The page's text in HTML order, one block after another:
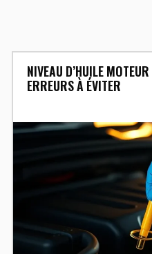
NIVEAU D’HUILE
ERREURS À ÉVITER